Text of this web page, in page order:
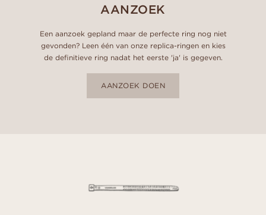
AANZOEK
Een aanzoek gepland maar de perfecte ring nog niet
gevonden? Leen één van onze replica-ringen en kies
de definitieve ring nadat het eerste 'ja' is gegeven.
AANZOEK DOEN